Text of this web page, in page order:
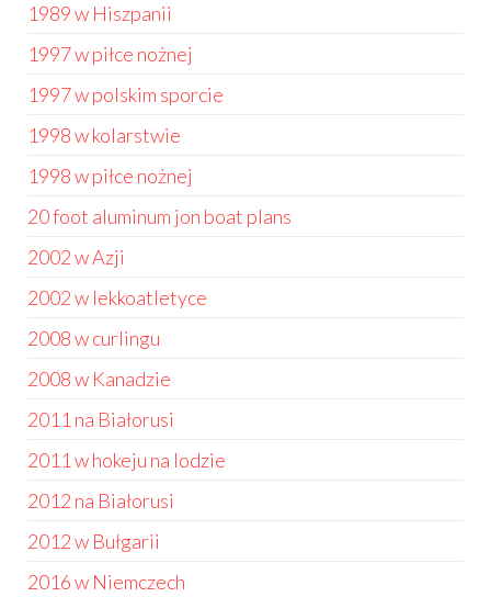
1989 w Hiszpanii
1997 w piłce nożnej
1997 w polskim sporcie
1998 w kolarstwie
1998 w piłce nożnej
20 foot aluminum jon boat plans
2002 w Azji
2002 w lekkoatletyce
2008 w curlingu
2008 w Kanadzie
2011 na Białorusi
2011 w hokeju na lodzie
2012 na Białorusi
2012 w Bułgarii
2016 w Niemczech